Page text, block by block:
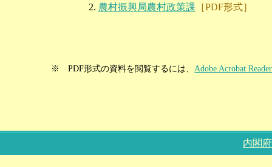
農村振興局農村政策課 ［PDF形式］
※ PDF形式の資料を閲覧するには、 Adobe Acrobat Reader
内閣府